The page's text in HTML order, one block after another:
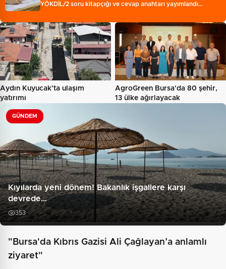
YÖKDİL/2 soru kitapçığı ve cevap anahtarı yayımlandı…
Aydın Kuyucak’ta ulaşım
yatırımı
AgroGreen Bursa'da 80 şehir,
13 ülke ağırlayacak
GÜNDEM
Kıyılarda yeni dönem! Bakanlık işgallere karşı
devrede…
353
"Bursa'da Kıbrıs Gazisi Ali Çağlayan’a anlamlı
ziyaret"